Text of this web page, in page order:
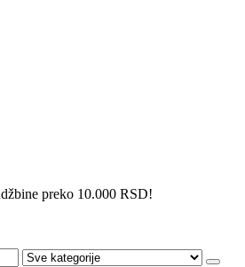
preko 10.000 RSD!